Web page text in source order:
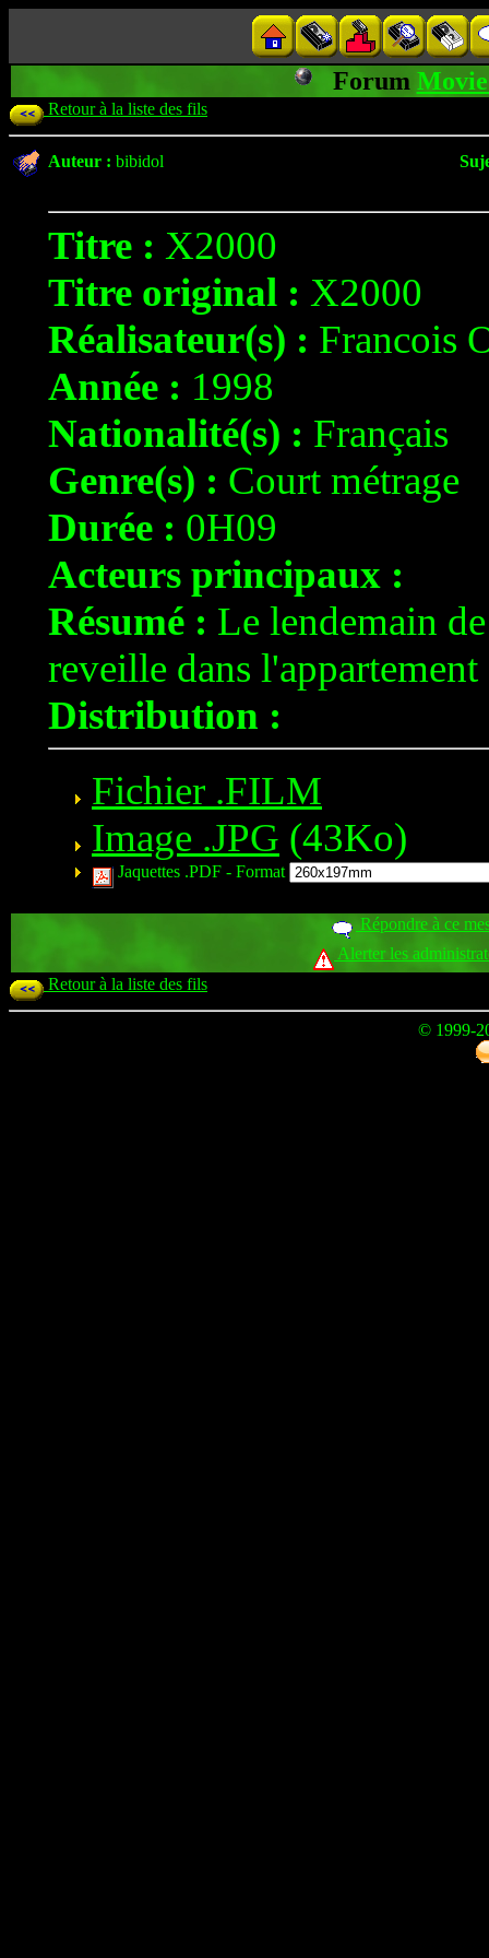
Forum
Retour à la liste des fils
Auteur : bibidol
Titre : X2000
Titre original : X2000
Réalisateur(s) : Francois
Année : 1998
Nationalité(s) : Français
Genre(s) : Court métrage
Durée : 0H09
Acteurs principaux :
Résumé : Le lendemain
reveille dans
Distribution :
Fichier .FILM
Image .JPG (43Ko)
Jaquettes .PDF - Format
Répondre à ce
Alerter les
Retour à la liste des fils
© 1999-